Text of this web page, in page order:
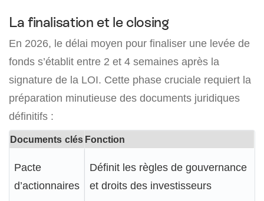
La finalisation et le closing
En 2026, le délai moyen pour finaliser une levée de
fonds s’établit entre 2 et 4 semaines après la
signature de la LOI. Cette phase cruciale requiert la
préparation minutieuse des documents juridiques
définitifs :
Documents clés Fonction
Pacte
d’actionnaires
Définit les règles de gouvernance
et droits des investisseurs